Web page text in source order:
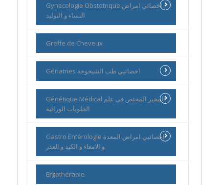
Gynecologie Obstetrique اخصائي امراض
النساء و التوليد
Greffe de Cheveux
Gériatries اخصائيي طب الشيخوخة
Génétique Médical المخبر المختص في علم
الخلويات الوراثية
Gastro Entérologie اخصائيي امراض المعدة
و الامعاء و الكبد و العذر
Ergothérapie